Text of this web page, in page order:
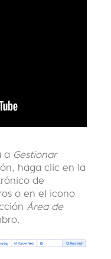
a Gestionar
haga clic en la
de
o en el icono
Área de